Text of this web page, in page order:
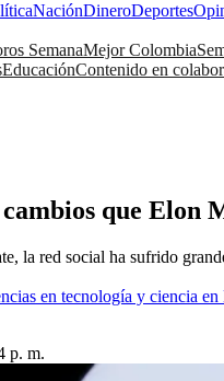
NaciónDineroDeportes
SemanaMejor Colombia
EducaciónContenido en
cambios que Elon
la red social ha sufrido
en tecnología y ciencia
p. m.